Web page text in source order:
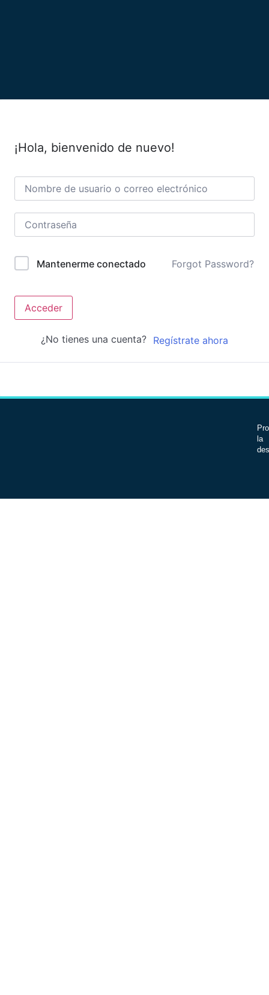
¡Hola, bienvenido de nuevo!
Mantenerme conectado Forgot Password?
Acceder
¿No tienes una cuenta? Regístrate ahora
la